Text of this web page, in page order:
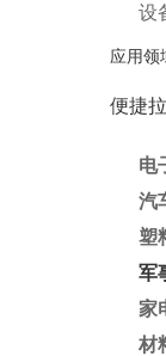
设
应用领
便捷
电
汽
塑
军
家
材